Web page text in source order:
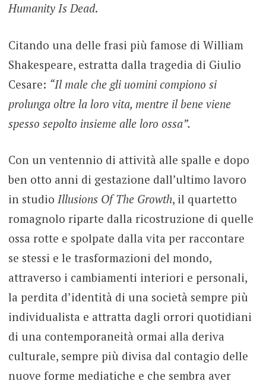
Humanity Is Dead.
Citando una delle frasi più famose di William
Shakespeare, estratta dalla tragedia di Giulio
Cesare: “Il male che gli uomini compiono si
prolunga oltre la loro vita, mentre il bene viene
spesso sepolto insieme alle loro ossa”.
Con un ventennio di attività alle spalle e dopo
ben otto anni di gestazione dall’ultimo lavoro
in studio Illusions Of The Growth, il quartetto
romagnolo riparte dalla ricostruzione di quelle
ossa rotte e spolpate dalla vita per raccontare
se stessi e le trasformazioni del mondo,
attraverso i cambiamenti interiori e personali,
la perdita d’identità di una società sempre più
individualista e attratta dagli orrori quotidiani
di una contemporaneità ormai alla deriva
culturale, sempre più divisa dal contagio delle
nuove forme mediatiche e che sembra aver